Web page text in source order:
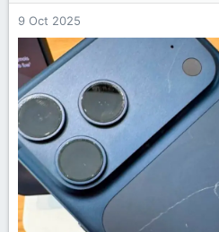
r
d
e
l
e
m
n
c
9 Oct 2025